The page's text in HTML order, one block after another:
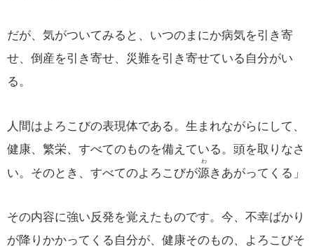
だが、気がついてみると、いつのまにか病気を引き寄
せ、倒産を引き寄せ、災難を引き寄せている自分がい
る。
人間はよろこびの表現体である。生まれながらにして、
健康、繁栄、すべてのものを備えている。頭を取りなさ
い。そのとき、すべてのよろこびが源
わ
きあがってくる」
その内容に強い反発を覚えたものです。今、不幸ばかり
が降りかかってくる自分が、健康そのもの、よろこびそ